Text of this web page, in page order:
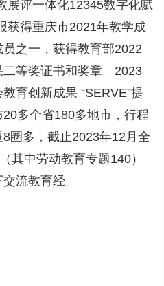
展评一体化12345数字化赋
获得重庆市2021年教学成
之一，获得教育部2022
等奖证书和奖章。2023
育创新成果 “SERVE”提
多个省180多地市，行程
圈多，截止2023年12月全
其中劳动教育专题140）
流教育经。